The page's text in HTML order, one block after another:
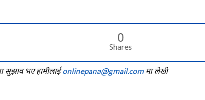
0
Shares
सुझाव भए हामीलाईonlinepana@gmail.comमा लेखी